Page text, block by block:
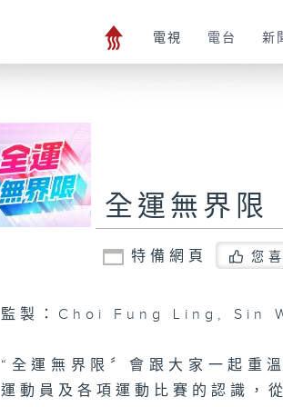
電視 電台 新
全運無界限
特備網頁 您
監製：Choi Fung Ling, Sin
“全運無界限〞會跟大家一起重
運動員及各項運動比賽的認識，